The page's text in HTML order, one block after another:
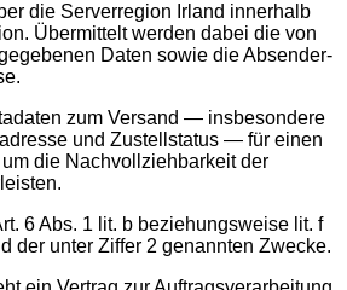
die Serverregion Irland innerhalb
Übermittelt werden dabei die von
Daten sowie die Absender-
zum Versand — insbesondere
und Zustellstatus — für einen
die Nachvollziehbarkeit der
6 Abs. 1 lit. b beziehungsweise lit. f
der unter Ziffer 2 genannten Zwecke.